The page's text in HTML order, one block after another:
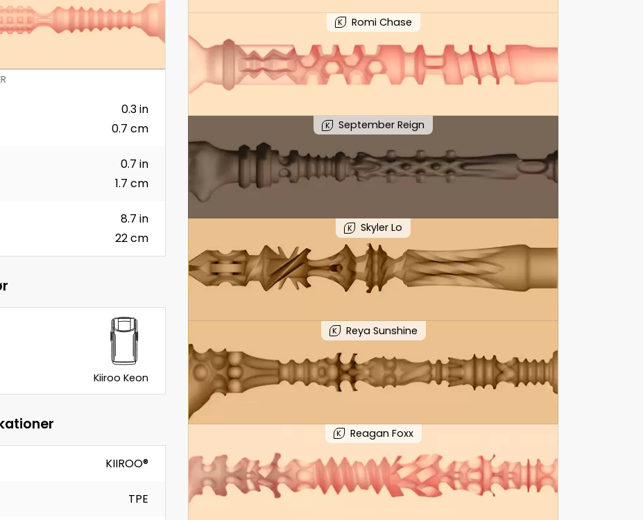
K Romi Chase
K September Reign
K Skyler Lo
K Reya Sunshine
K Reagan Foxx
0.3 in
0.7 cm
0.7 in
1.7 cm
8.7 in
22 cm
Kiiroo Keon
KIIROO®
TPE